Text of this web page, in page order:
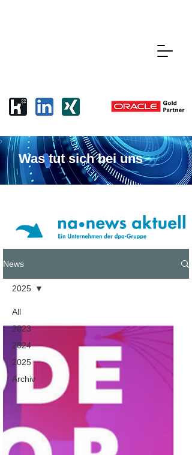
Was tut sich bei uns
News
All
2023
2024
2025
Archiv
2025